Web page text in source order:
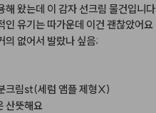
해 왔는데 이 감자 선크림 물건입니다
인 유기는 따가운데 이건 괜찮았어요
의 없어서 발랐나 싶음;
크림st(세럼 앰플제형X)
산뜻해요